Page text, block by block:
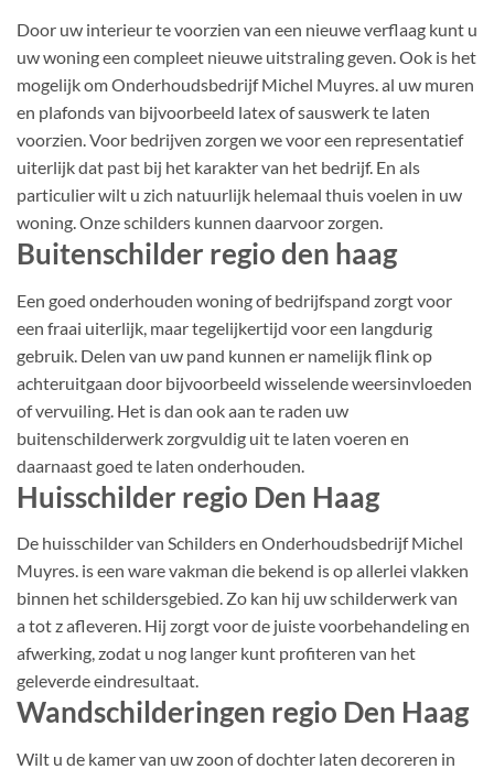
Door uw interieur te voorzien van een nieuwe verflaag kunt u
uw woning een compleet nieuwe uitstraling geven. Ook is het
mogelijk om Onderhoudsbedrijf Michel Muyres. al uw muren
en plafonds van bijvoorbeeld latex of sauswerk te laten
voorzien. Voor bedrijven zorgen we voor een representatief
uiterlijk dat past bij het karakter van het bedrijf. En als
particulier wilt u zich natuurlijk helemaal thuis voelen in uw
woning. Onze schilders kunnen daarvoor zorgen.
Buitenschilder regio den haag
Een goed onderhouden woning of bedrijfspand zorgt voor
een fraai uiterlijk, maar tegelijkertijd voor een langdurig
gebruik. Delen van uw pand kunnen er namelijk flink op
achteruitgaan door bijvoorbeeld wisselende weersinvloeden
of vervuiling. Het is dan ook aan te raden uw
buitenschilderwerk zorgvuldig uit te laten voeren en
daarnaast goed te laten onderhouden.
Huisschilder regio Den Haag
De huisschilder van Schilders en Onderhoudsbedrijf Michel
Muyres. is een ware vakman die bekend is op allerlei vlakken
binnen het schildersgebied. Zo kan hij uw schilderwerk van
a tot z afleveren. Hij zorgt voor de juiste voorbehandeling en
afwerking, zodat u nog langer kunt profiteren van het
geleverde eindresultaat.
Wandschilderingen regio Den Haag
Wilt u de kamer van uw zoon of dochter laten decoreren in